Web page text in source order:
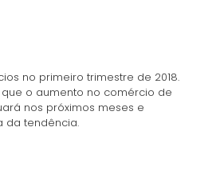
no primeiro trimestre de 2018.
o aumento no comércio de
nos próximos meses e
da tendência.